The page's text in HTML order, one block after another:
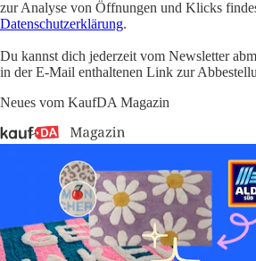
zur Analyse von Öffnungen und Klicks
Datenschutzerklärung.
Du kannst dich jederzeit vom Newsletter
in der E-Mail enthaltenen Link zur
Neues vom KaufDA Magazin